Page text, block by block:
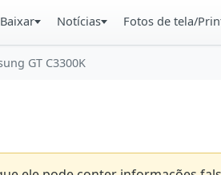
Baixar Notícias Fotos de tela/
GT C3300K